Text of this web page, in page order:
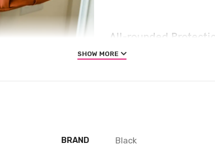
All-rounded
Rated for drops up to 6
QUESTIONS & ANSWERS
SHOW MORE
Black
BRAND